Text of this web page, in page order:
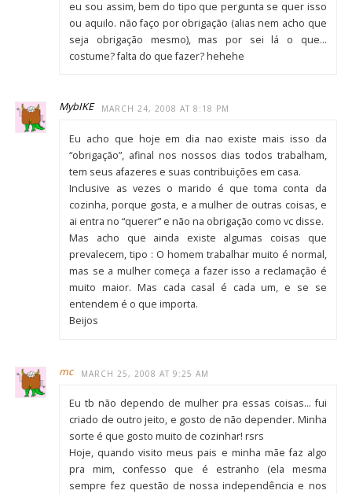
eu sou assim, bem do tipo que pergunta se quer isso
ou aquilo. não faço por obrigação (alias nem acho que
seja obrigação mesmo), mas por sei lá o que…
costume? falta do que fazer? hehehe
MybIKE MARCH 24, 2008 AT 8:18 PM
Eu acho que hoje em dia nao existe mais isso da
“obrigação”, afinal nos nossos dias todos trabalham,
tem seus afazeres e suas contribuições em casa.
Inclusive as vezes o marido é que toma conta da
cozinha, porque gosta, e a mulher de outras coisas, e
ai entra no “querer” e não na obrigação como vc disse.
Mas acho que ainda existe algumas coisas que
prevalecem, tipo : O homem trabalhar muito é normal,
mas se a mulher começa a fazer isso a reclamação é
muito maior. Mas cada casal é cada um, e se se
entendem é o que importa.
Beijos
mc MARCH 25, 2008 AT 9:25 AM
Eu tb não dependo de mulher pra essas coisas… fui
criado de outro jeito, e gosto de não depender. Minha
sorte é que gosto muito de cozinhar! rsrs
Hoje, quando visito meus pais e minha mãe faz algo
pra mim, confesso que é estranho (ela mesma
sempre fez questão de nossa independência e nos